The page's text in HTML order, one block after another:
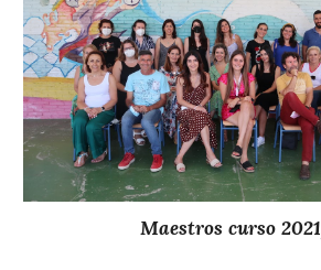
Maestros curso 2021